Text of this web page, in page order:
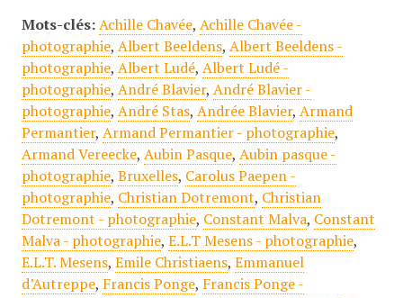
Mots-clés: Achille Chavée, Achille Chavée -
photographie, Albert Beeldens, Albert Beeldens -
photographie, Albert Ludé, Albert Ludé -
photographie, André Blavier, André Blavier -
photographie, André Stas, Andrée Blavier, Armand
Permantier, Armand Permantier - photographie,
Armand Vereecke, Aubin Pasque, Aubin pasque -
photographie, Bruxelles, Carolus Paepen -
photographie, Christian Dotremont, Christian
Dotremont - photographie, Constant Malva, Constant
Malva - photographie, E.L.T Mesens - photographie,
E.L.T. Mesens, Emile Christiaens, Emmanuel
d’Autreppe, Francis Ponge, Francis Ponge -